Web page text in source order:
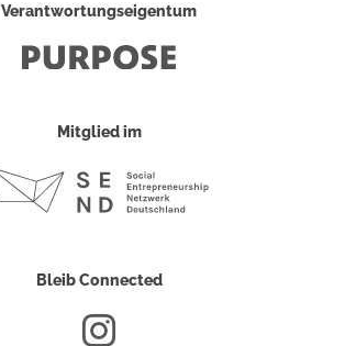
Verantwortungseigentum
Mitglied im
Bleib Connected